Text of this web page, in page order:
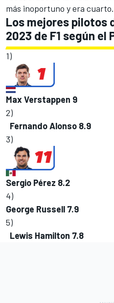
más inoportuno y era cuarto.
Los mejores pilotos
2023 de F1 según el
1)
Max Verstappen 9
2)
Fernando Alonso 8.9
3)
Sergio Pérez 8.2
4)
George Russell 7.9
5)
Lewis Hamilton 7.8